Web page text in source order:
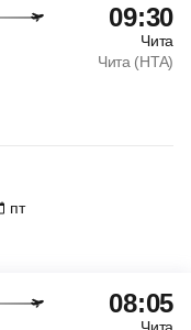
09:30
Чита
Чита (HTA)
пт
08:05